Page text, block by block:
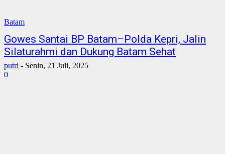
Batam
Gowes Santai BP Batam–Polda Kepri, Jalin
Silaturahmi dan Dukung Batam Sehat
putri - Senin, 21 Juli, 2025
0